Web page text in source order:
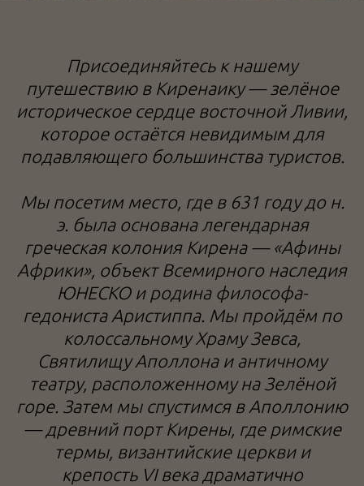
апполония, римские руиныРас-эль-Хиляль
Присоединяйтесь к нашему
путешествию в Киренаику — зелёное
историческое сердце восточной Ливии,
которое остаётся невидимым для
подавляющего большинства туристов.
Мы посетим место, где в 631 году до н.
э. была основана легендарная
греческая колония Кирена — «Афины
Африки», объект Всемирного наследия
ЮНЕСКО и родина философа-
гедониста Аристиппа. Мы пройдём по
колоссальному Храму Зевса,
Святилищу Аполлона и античному
театру, расположенному на Зелёной
горе. Затем мы спустимся в Аполлонию
— древний порт Кирены, где римские
термы, византийские церкви и
крепость VI века драматично